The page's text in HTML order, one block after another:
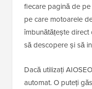
fiecare pagină de
pe care motoarele
îmbunătățește direct
să descopere și să
Dacă utilizați
automat. O puteți